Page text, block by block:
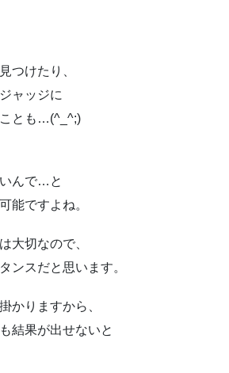
つけたり、
ャッジに
とも…(^_^;)
んで…と
能ですよね。
大切なので、
ンスだと思います。
かりますから、
結果が出せないと